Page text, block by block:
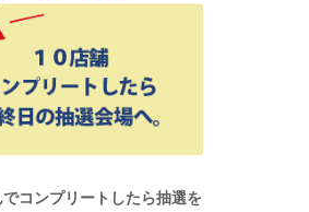
コンプリートしたら抽選を